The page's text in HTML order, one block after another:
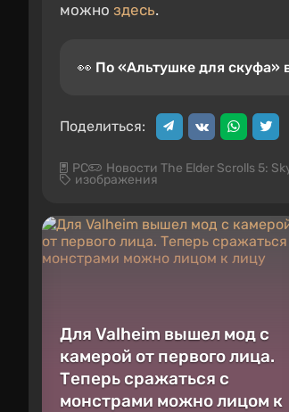
можно здесь.
👀 По «Альтушке для скуфа»
Поделиться:
PC Новости The Elder Scrolls 5:
изображения
Для Valheim вышел мод с
камерой от первого лица.
Теперь сражаться с
монстрами можно лицом к